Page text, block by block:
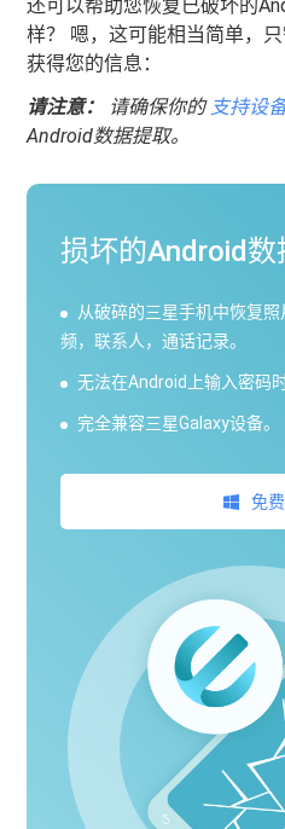
还可以帮助您恢复已破坏的
样？ 嗯，这可能相当简单，
获得您的信息：
请注意：
请确保你的 支持设
Android数据提取。
损坏的Android数
从破碎的三星手机中恢复
频，联系人，通话记录。
无法在Android上输入密码
完全兼容三星Galaxy设备。
免